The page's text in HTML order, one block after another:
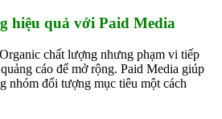
hiệu quả với Paid Media
chất lượng nhưng phạm vi tiếp
cáo để mở rộng. Paid Media giúp
nhóm đối tượng mục tiêu một cách